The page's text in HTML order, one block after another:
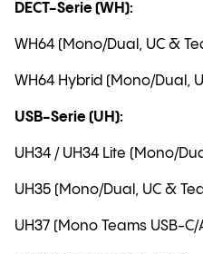
DECT-Serie (WH):
WH64 (Mono/Dual, UC &
WH64 Hybrid (Mono/Dual,
USB-Serie (UH):
UH34 / UH34 Lite (Mono/
UH35 (Mono/Dual, UC &
UH37 (Mono Teams USB-C/